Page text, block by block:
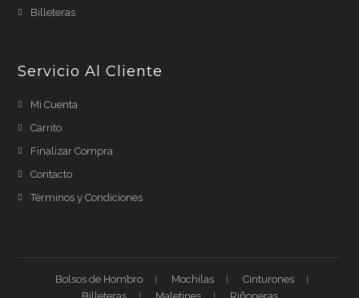
Billeteras
Servicio Al Cliente
Mi Cuenta
Carrito
Finalizar Compra
Contacto
Términos y Condiciones
Bolsos de Hombro Mochilas
Cinturones